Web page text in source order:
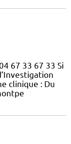
67 33 67 33 Si
clinique : Du